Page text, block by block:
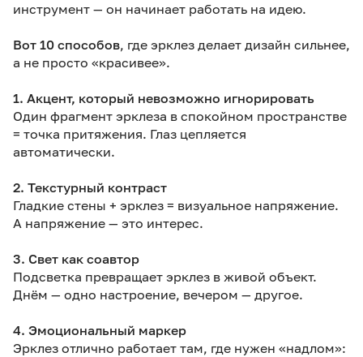
инструмент — он начинает работать на идею.
Вот 10 способов, где эрклез делает дизайн сильнее,
а не просто «красивее».
1. Акцент, который невозможно игнорировать
Один фрагмент эрклеза в спокойном пространстве
= точка притяжения. Глаз цепляется
автоматически.
2. Текстурный контраст
Гладкие стены + эрклез = визуальное напряжение.
А напряжение — это интерес.
3. Свет как соавтор
Подсветка превращает эрклез в живой объект.
Днём — одно настроение, вечером — другое.
4. Эмоциональный маркер
Эрклез отлично работает там, где нужен «надлом»: